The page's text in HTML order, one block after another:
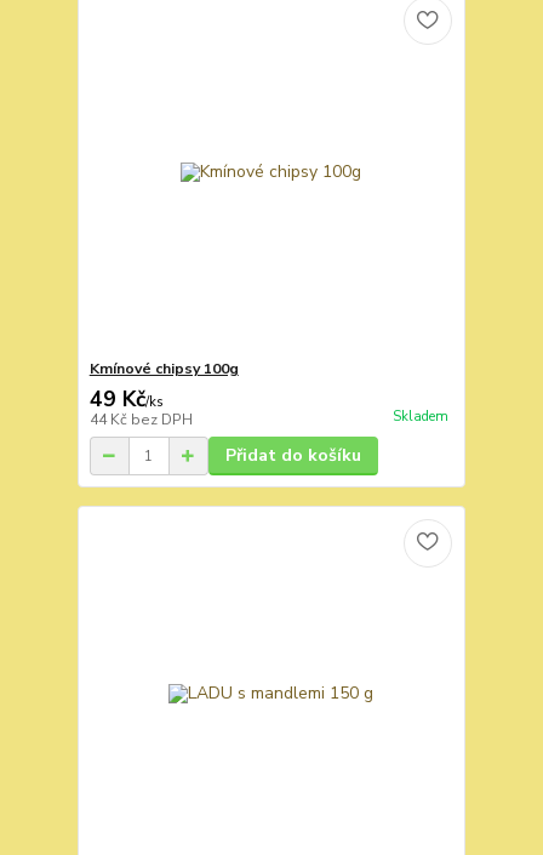
Kmínové chipsy 100g
49 Kč/ks
44 Kč bez DPH Skladem
Přidat do košíku